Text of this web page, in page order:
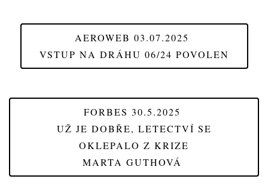
AEROWEB 03.07.2025
VSTUP NA DRÁHU 06/24 POVOLEN
FORBES 30.5.2025
UŽ JE DOBŘE, LETECTVÍ SE
OKLEPALO Z KRIZE
MARTA GUTHOVÁ